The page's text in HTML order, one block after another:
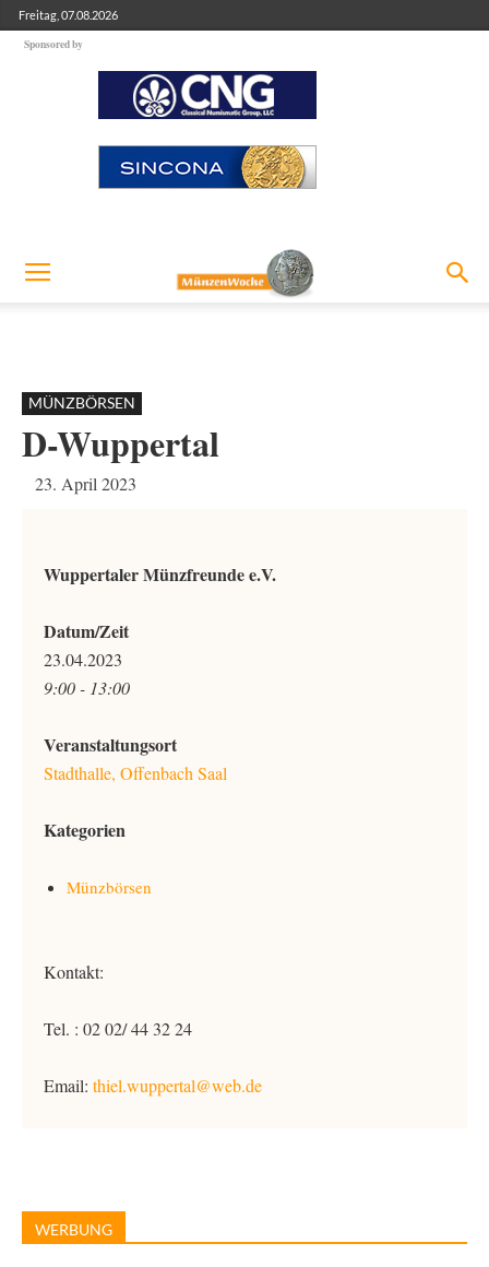
Freitag, 07.08.2026
Sponsored by
MÜNZBÖRSEN
D-Wuppertal
23. April 2023
Wuppertaler Münzfreunde e.V.
Datum/Zeit
23.04.2023
9:00 - 13:00
Veranstaltungsort
Stadthalle, Offenbach Saal
Kategorien
Münzbörsen
Kontakt:
Tel. : 02 02/ 44 32 24
Email: thiel.wuppertal@web.de
WERBUNG